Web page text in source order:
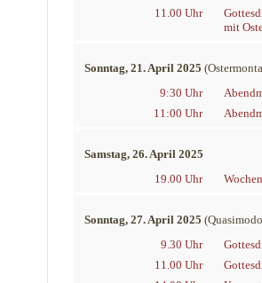
11.00 Uhr
mit
Sonntag, 21. April 2025
9:30 Uhr
11:00 Uhr
Samstag, 26. April 2025
19.00 Uhr
Sonntag, 27. April 2025
9.30 Uhr
11.00 Uhr